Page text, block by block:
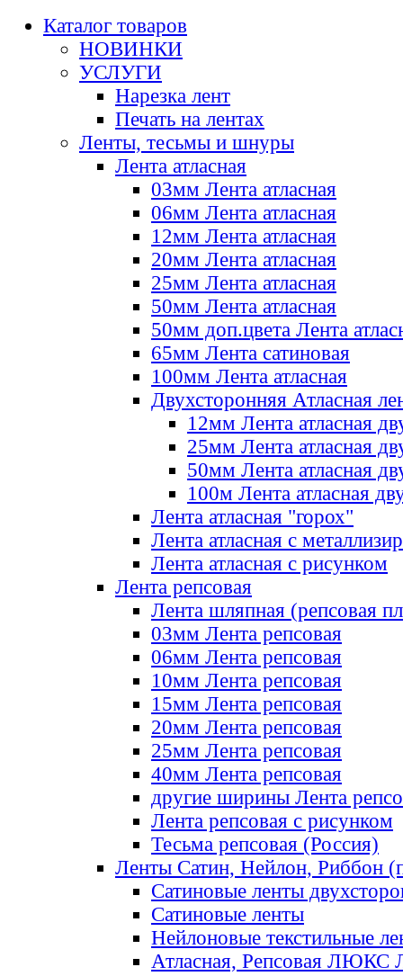
Каталог товаров
НОВИНКИ
УСЛУГИ
Нарезка лент
Печать на лентах
Ленты, тесьмы и шнуры
Лента атласная
03мм Лента атласная
06мм Лента атласная
12мм Лента атласная
20мм Лента атласная
25мм Лента атласная
50мм Лента атласная
50мм доп.цвета Лента
65мм Лента сатиновая
100мм Лента атласная
Двухсторонняя Атласная
12мм Лента атласная
25мм Лента атласная
50мм Лента атласная
100м Лента атласная
Лента атласная "горох"
Лента атласная с
Лента атласная с рисунком
Лента репсовая
Лента шляпная (репсовая
03мм Лента репсовая
06мм Лента репсовая
10мм Лента репсовая
15мм Лента репсовая
20мм Лента репсовая
25мм Лента репсовая
40мм Лента репсовая
другие ширины Лента
Лента репсовая с рисунком
Тесьма репсовая (Россия)
Ленты Сатин, Нейлон, Риббон
Сатиновые ленты
Сатиновые ленты
Нейлоновые текстильные
Атласная, Репсовая ЛЮКС